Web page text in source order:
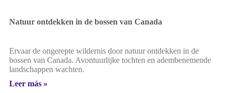
Natuur ontdekken in de bossen van Canada
Ervaar de ongerepte wildernis door natuur ontdekken in de
bossen van Canada. Avontuurlijke tochten en adembenemende
landschappen wachten.
Leer más »